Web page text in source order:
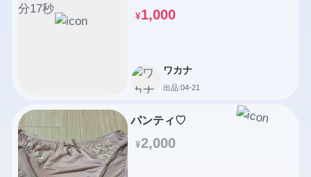
¥1,000
ワカナ
出品:04-21
パンティ♡
¥2,000